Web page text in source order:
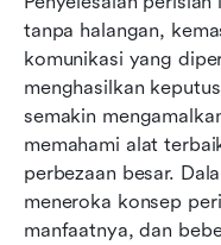
tanpa halangan,
komunikasi yang
menghasilkan
semakin
memahami alat
perbezaan besar.
meneroka konsep
manfaatnya, dan
Soalan Lazim
Bacaan berkaitan